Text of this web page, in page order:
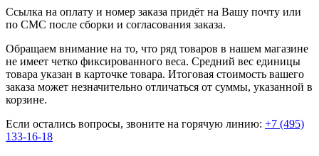
Ссылка на оплату и номер заказа придёт на Вашу почту или
по СМС после сборки и согласования заказа.
Обращаем внимание на то, что ряд товаров в нашем магазине
не имеет четко фиксированного веса. Средний вес единицы
товара указан в карточке товара. Итоговая стоимость вашего
заказа может незначительно отличаться от суммы, указанной в
корзине.
Если остались вопросы, звоните на горячую линию: +7 (495)
133-16-18